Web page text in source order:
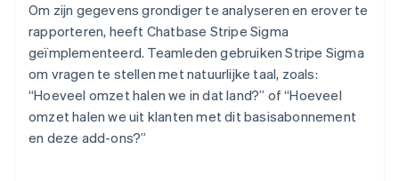
Om zijn gegevens grondiger te analyseren en erover te
rapporteren, heeft Chatbase Stripe Sigma
geïmplementeerd. Teamleden gebruiken Stripe Sigma
om vragen te stellen met natuurlijke taal, zoals:
“Hoeveel omzet halen we in dat land?” of “Hoeveel
omzet halen we uit klanten met dit basisabonnement
en deze add-ons?”